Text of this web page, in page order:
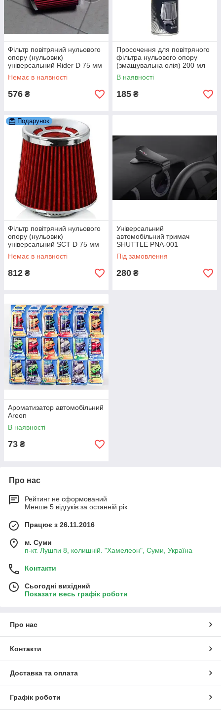
Фільтр повітряний нульового
опору (нульовик)
універсальний Rider D 75 мм
Немає в наявності
576 ₴
Просочення для повітряного
фільтра нульового опору
(змащувальна олія) 200 мл
MANNOL 9964
В наявності
185 ₴
Подарунок
Фільтр повітряний нульового
опору (нульовик)
універсальний SCT D 75 мм
Немає в наявності
812 ₴
Універсальний
автомобільний тримач
SHUTTLE PNA-001
Під замовлення
280 ₴
Ароматизатор автомобільний
Areon
В наявності
73 ₴
Про нас
Рейтинг не сформований
Менше 5 відгуків за останній рік
Працює з 26.11.2016
м. Суми
п-кт. Лушпи 8, колишній. "Хамелеон", Суми, Україна
Контакти
Сьогодні вихідний
Показати весь графік роботи
Про нас
Контакти
Доставка та оплата
Графік роботи